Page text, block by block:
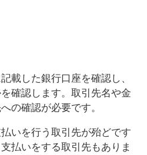
載した銀行口座を確認し、
確認します。取引先名や金
の確認が必要です。
いを行う取引先が殆どです
払いをする取引先もありま